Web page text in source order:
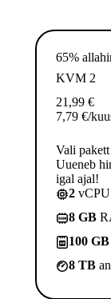
65%
KVM 2
21,99 €
7,79 €/
Vali pakett
Uueneb
igal ajal!
2
8 GB
100 GB
8 TB